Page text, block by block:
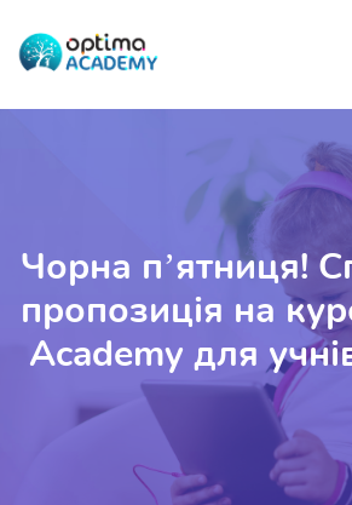
Чорна п’ятниця!
пропозиція на
Academy для